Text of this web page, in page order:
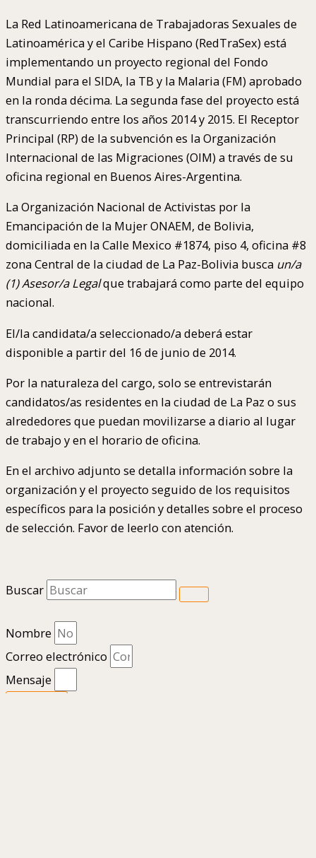
La Red Latinoamericana de Trabajadoras Sexuales de
Latinoamérica y el Caribe Hispano (RedTraSex) está
implementando un proyecto regional del Fondo
Mundial para el SIDA, la TB y la Malaria (FM) aprobado
en la ronda décima. La segunda fase del proyecto está
transcurriendo entre los años 2014 y 2015. El Receptor
Principal (RP) de la subvención es la Organización
Internacional de las Migraciones (OIM) a través de su
oficina regional en Buenos Aires-Argentina.
La Organización Nacional de Activistas por la
Emancipación de la Mujer ONAEM, de Bolivia,
domiciliada en la Calle Mexico #1874, piso 4, oficina #8
zona Central de la ciudad de La Paz-Bolivia busca un/a
(1) Asesor/a Legalque trabajará como parte del equipo
nacional.
El/la candidata/a seleccionado/a deberá estar
disponible a partir del 16 de junio de 2014.
Por la naturaleza del cargo, solo se entrevistarán
candidatos/as residentes en la ciudad de La Paz o sus
alrededores que puedan movilizarse a diario al lugar
de trabajo y en el horario de oficina.
En el archivo adjunto se detalla información sobre la
organización y el proyecto seguido de los requisitos
específicos para la posición y detalles sobre el proceso
de selección. Favor de leerlo con atención.
Buscar
Nombre
Correo electrónico
Mensaje